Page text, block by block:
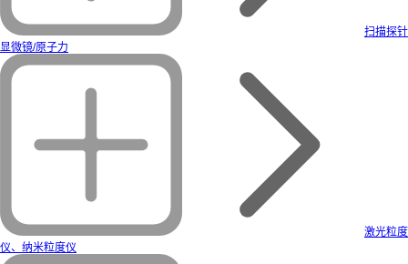
扫描探针
显微镜/原子力
激光粒度
仪、纳米粒度仪